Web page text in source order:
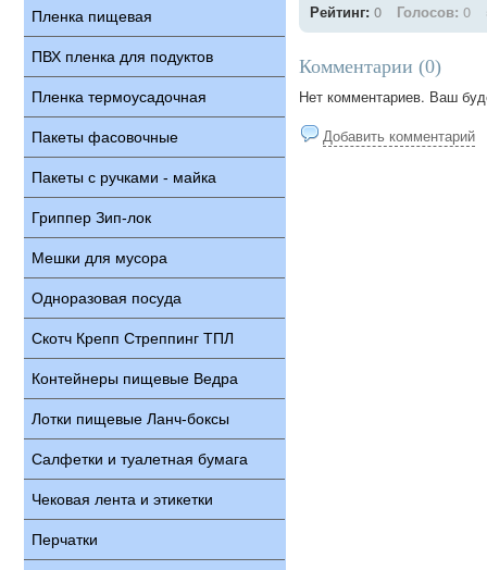
Пленка пищевая
ПВХ пленка для подуктов
Пленка термоусадочная
Пакеты фасовочные
Пакеты с ручками - майка
Гриппер Зип-лок
Мешки для мусора
Одноразовая посуда
Скотч Крепп Стреппинг ТПЛ
Контейнеры пищевые Ведра
Лотки пищевые Ланч-боксы
Салфетки и туалетная бумага
Чековая лента и этикетки
Перчатки
Рейтинг: 0 Голосов: 0
Комментарии (0)
Нет комментариев. Ваш
Добавить комментарий